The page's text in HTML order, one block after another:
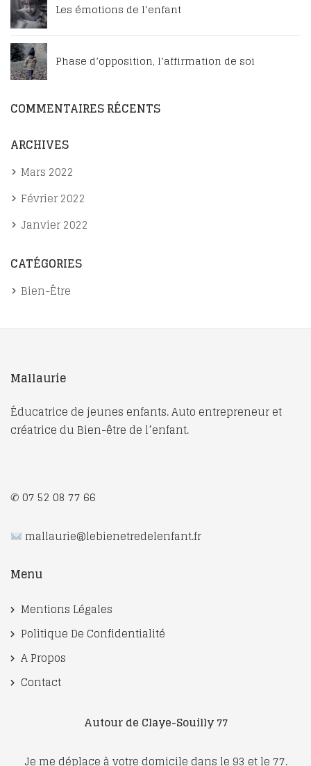
Les émotions de l’enfant
Phase d’opposition, l’affirmation de soi
COMMENTAIRES RÉCENTS
ARCHIVES
Mars 2022
Février 2022
Janvier 2022
CATÉGORIES
Bien-Être
Mallaurie
Éducatrice de jeunes enfants. Auto entrepreneur et
créatrice du Bien-être de l’enfant.
✆ 07 52 08 77 66
mallaurie@lebienetredelenfant.fr
Menu
Mentions Légales
Politique De Confidentialité
A Propos
Contact
Autour de Claye-Souilly 77
Je me déplace à votre domicile dans le 93 et le 77.